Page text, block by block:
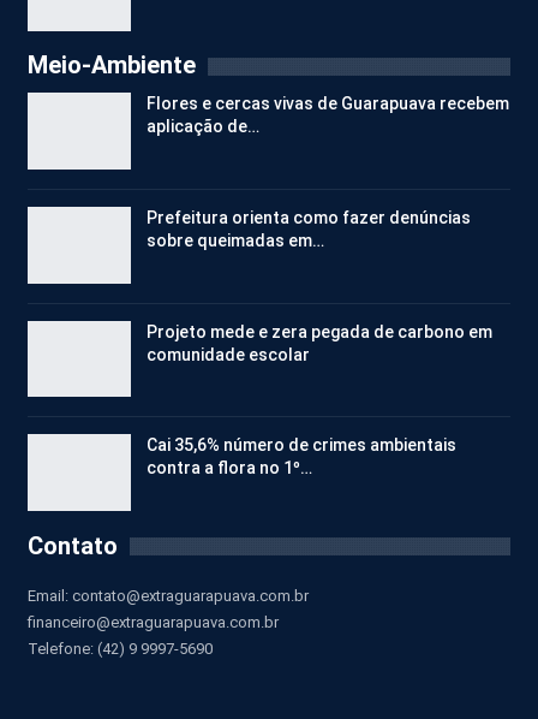
Meio-Ambiente
Flores e cercas vivas de Guarapuava recebem
aplicação de…
Prefeitura orienta como fazer denúncias
sobre queimadas em…
Projeto mede e zera pegada de carbono em
comunidade escolar
Cai 35,6% número de crimes ambientais
contra a flora no 1º…
Contato
Email: contato@extraguarapuava.com.br
financeiro@extraguarapuava.com.br
Telefone: (42) 9 9997-5690